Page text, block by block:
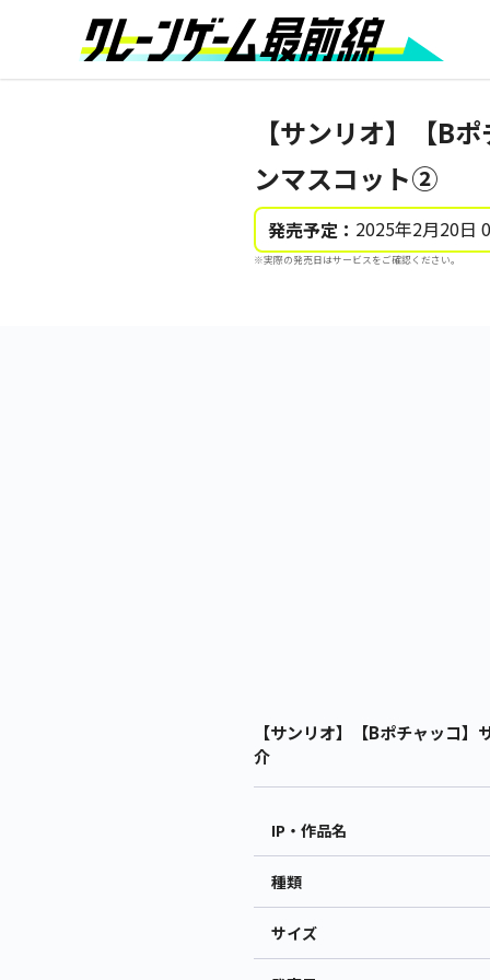
【サンリオ】【B
ンマスコット②
発売予定： 2025年2月20日
※実際の発売日はサービスをご確認ください。
【サンリオ】【Bポチャッコ
介
IP・作品名
種類
サイズ